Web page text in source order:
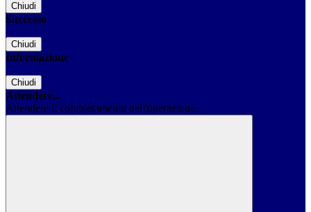
Chiudi
Successo
Chiudi
Informazione
Chiudi
Attendere...
Attendere il completamento dell'operazione...